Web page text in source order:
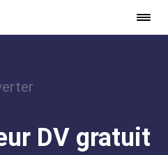
DV gratuit